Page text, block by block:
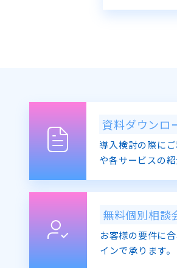
資料ダウンロ
導入検討の際に
や各サービスの
無料個別相談
お客様の要件に
インで承ります。